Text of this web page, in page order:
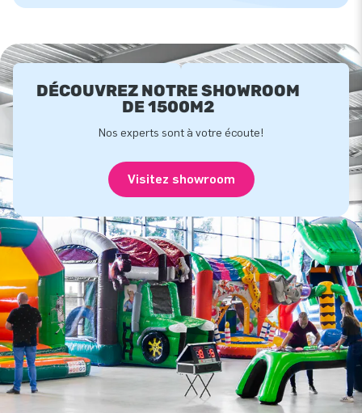
DÉCOUVREZ NOTRE SHOWROOM
DE 1500M2
Nos experts sont à votre écoute!
Visitez showroom